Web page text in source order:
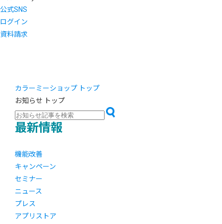
公式SNS
ログイン
資料請求
カラーミーショップ トップ
お知らせ トップ
最新情報
機能改善
キャンペーン
セミナー
ニュース
プレス
アプリストア